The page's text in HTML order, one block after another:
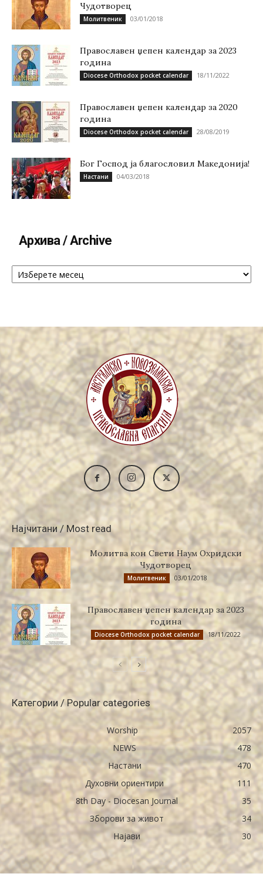
Чудотворец
Молитвеник 03/01/2018
Православен џепен календар за 2023
година
Diocese Orthodox pocket calendar 18/11/2022
Православен џепен календар за 2020
година
Diocese Orthodox pocket calendar 28/08/2019
Бог Господ ја благословил Македонија!
Настани 04/03/2018
Архива / Archive
Архива
Најчитани / Most read
Молитва кон Свети Наум Охридски
Чудотворец
Молитвеник 03/01/2018
Православен џепен календар за 2023
година
Diocese Orthodox pocket calendar 18/11/2022
Категории / Popular categories
Worship
2057
NEWS
478
Настани
470
Духовни ориентири
111
8th Day - Diocesan Journal
35
Зборови за живот
34
Најави
30